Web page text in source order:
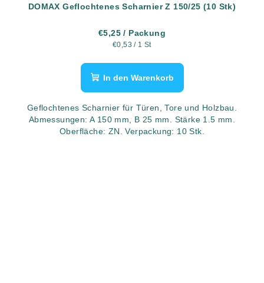
DOMAX Geflochtenes Scharnier Z 150/25 (10 Stk)
€5,25/ Packung
Verkaufspreis:
€0,53 / 1 St
In den Warenkorb
Geflochtenes Scharnier für Türen, Tore und Holzbau.
Abmessungen: A 150 mm, B 25 mm. Stärke 1.5 mm.
Oberfläche: ZN. Verpackung: 10 Stk.